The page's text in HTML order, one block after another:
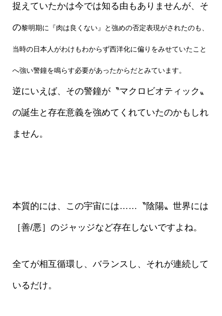
捉えていたかは今では知る由もありませんが、そ
の黎明期に『肉は良くない』と強めの否定表現がされたのも、
当時の日本人がわけもわからず西洋化に偏りをみせていたこと
へ強い警鐘を鳴らす必要があったからだとみています。
逆にいえば、その警鐘が〝マクロビオティック〟
の誕生と存在意義を強めてくれていたのかもしれ
ません。
本質的には、この宇宙には……〝陰陽〟世界には
［善/悪］のジャッジなど存在しないですよね。
全てが相互循環し、バランスし、それが連続して
いるだけ。